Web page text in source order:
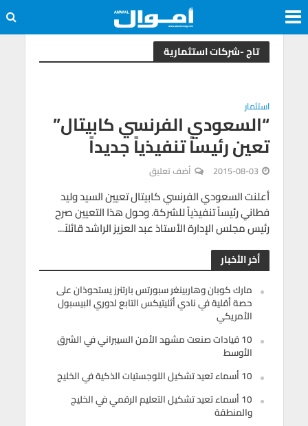
تاج -شركات استثمارية
استثمار
“السعودي الفرنسي كابيتال”
تعين رئيساً تنفيذياً جديداً
2015-08-03 أضف تعليق
أعلنت السعودي الفرنسي كابيتال تعيين السيد وليد
فطاني رئيساً تنفيذياً للشركة. وحول هذا التعيين صرح
رئيس مجلس الإدارة الأستاذ عبد العزيز الراشد قائلاً...
أخر الأخبار
مارك كوبان وهاربينغر سبورتس بارتنرز يستحوذان على
حصة أقلية في نادي أثليتيكس التابع لدوري البيسبول
الأمريكي
10 قيادات صنعت مشهد الأمن السيبراني في الشرق
الأوسط
10 أسماء تعيد تشكيل اللوجستيات الذكية في الخليج
10 أسماء تعيد تشكيل التعليم الرقمي في الخليج
والمنطقة